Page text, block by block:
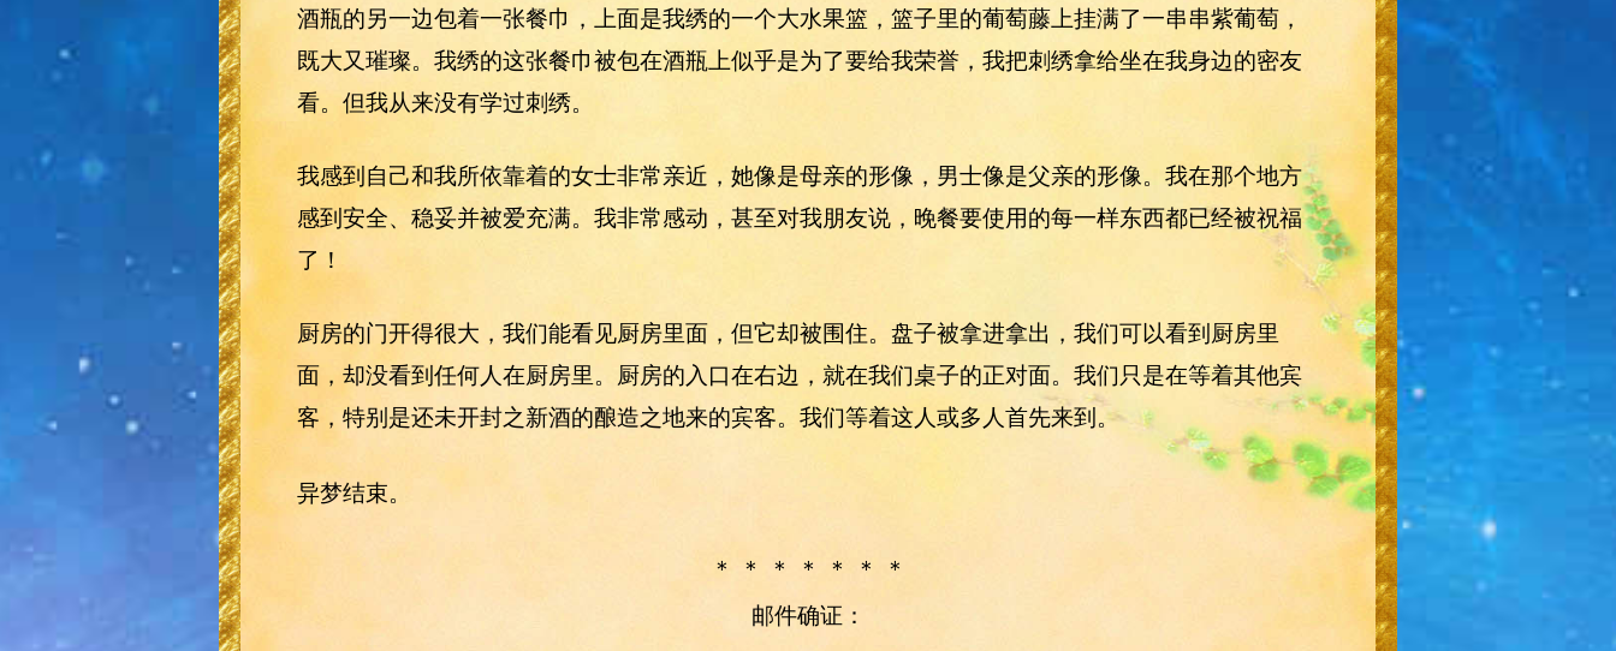
酒瓶的另一边包着一张餐巾，上面是我绣的一个大水果篮，篮子里的葡萄藤上挂满了一串串紫葡萄，
既大又璀璨。我绣的这张餐巾被包在酒瓶上似乎是为了要给我荣誉，我把刺绣拿给坐在我身边的密友
看。但我从来没有学过刺绣。
我感到自己和我所依靠着的女士非常亲近，她像是母亲的形像，男士像是父亲的形像。我在那个地方
感到安全、稳妥并被爱充满。我非常感动，甚至对我朋友说，晚餐要使用的每一样东西都已经被祝福
了！
厨房的门开得很大，我们能看见厨房里面，但它却被围住。盘子被拿进拿出，我们可以看到厨房里
面，却没看到任何人在厨房里。厨房的入口在右边，就在我们桌子的正对面。我们只是在等着其他宾
客，特别是还未开封之新酒的酿造之地来的宾客。我们等着这人或多人首先来到。
异梦结束。
＊ ＊ ＊ ＊ ＊ ＊ ＊
邮件确证：